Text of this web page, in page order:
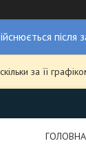
після
за її